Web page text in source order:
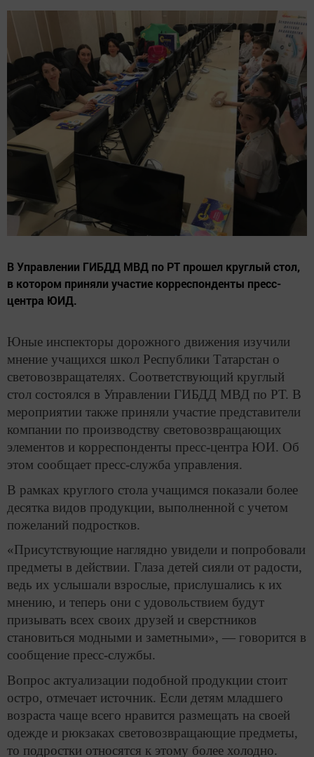
В Управлении ГИБДД МВД по РТ прошел круглый стол,
в котором приняли участие корреспонденты пресс-
центра ЮИД.
Юные инспекторы дорожного движения изучили
мнение учащихся школ Республики Татарстан о
световозвращателях. Соответствующий круглый
стол состоялся в Управлении ГИБДД МВД по РТ. В
мероприятии также приняли участие представители
компании по производству световозвращающих
элементов и корреспонденты пресс-центра ЮИ. Об
этом сообщает пресс-служба управления.
В рамках круглого стола учащимся показали более
десятка видов продукции, выполненной с учетом
пожеланий подростков.
«Присутствующие наглядно увидели и попробовали
предметы в действии. Глаза детей сияли от радости,
ведь их услышали взрослые, прислушались к их
мнению, и теперь они с удовольствием будут
призывать всех своих друзей и сверстников
становиться модными и заметными», — говорится в
сообщение пресс-службы.
Вопрос актуализации подобной продукции стоит
остро, отмечает источник. Если детям младшего
возраста чаще всего нравится размещать на своей
одежде и рюкзаках световозвращающие предметы,
то подростки относятся к этому более холодно.